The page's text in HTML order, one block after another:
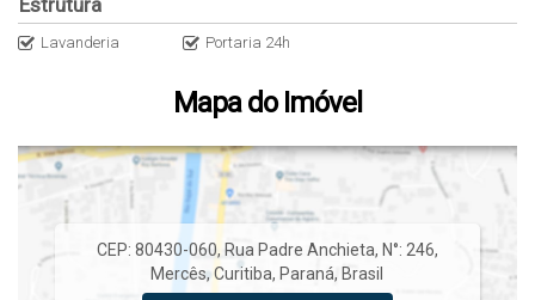
Estrutura
Lavanderia Portaria 24h
Mapa do Imóvel
CEP: 80430-060, Rua Padre Anchieta, N°: 246,
Mercês,Curitiba, Paraná, Brasil